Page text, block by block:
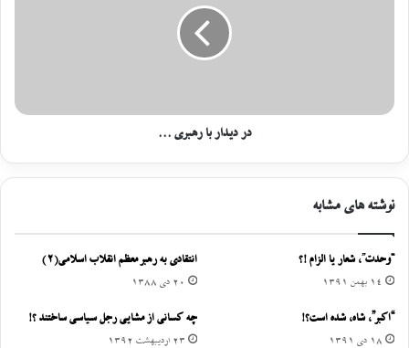
در دیدار با رهبری ...
نوشته های مشابه
“وحدت”، شعار یا الزام !؟
14 بهمن 1391
انتقادی به رهبر معظم انقلاب اسلامی(2)
20 دی 1388
“اکبر”، شاه، شده است؟!
18 دی 1391
چه کسانی از مشایی رجل سیاسی ساختند ؟!
23 اردیبهشت 1392